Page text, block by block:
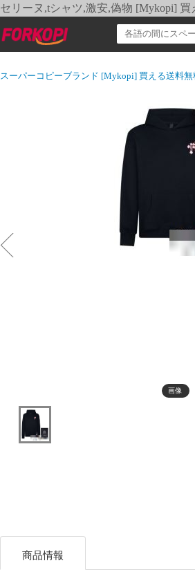
セリーヌ,tシャツ,激安,偽物 [Mykopi]
スーパーコピーブランド [Mykopi] 買える送料無
画像
商品情報